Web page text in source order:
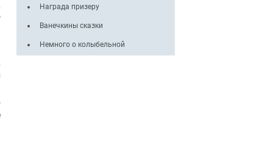
Награда призеру
Ванечкины сказки
Немного о колыбельной